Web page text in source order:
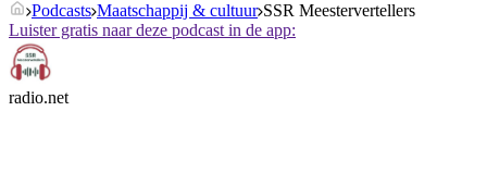
Podcasts Maatschappij & cultuur SSR Meestervertellers
Luister gratis naar deze podcast in de app:
radio.net